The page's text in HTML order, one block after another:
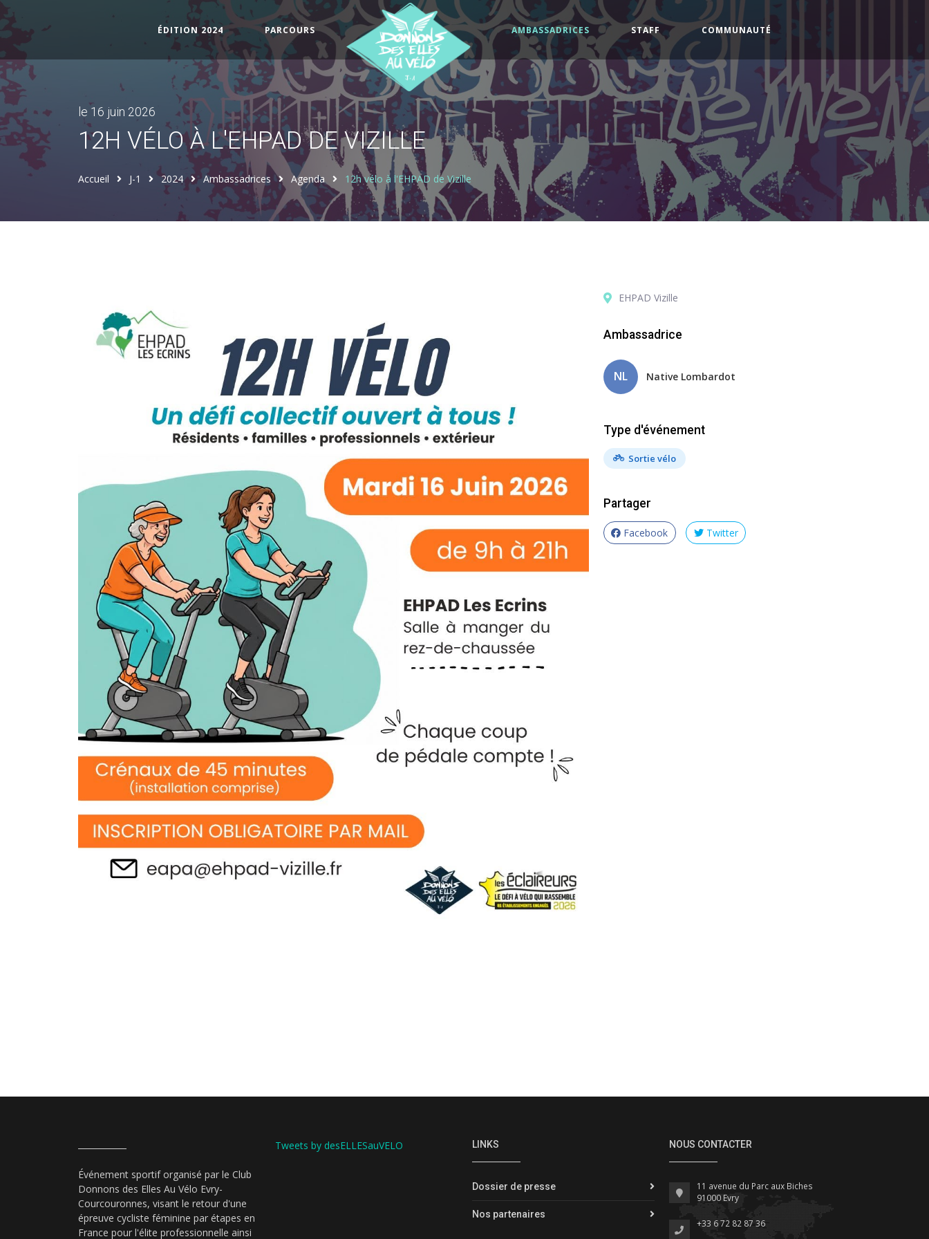
ÉDITION 2024(CURRENT)PARCOURS AMBASSADRICES STAFF COMMUNAUTÉ
le 16 juin 2026
12H VÉLO À L'EHPAD DE VIZILLE
Accueil J-1 2024 Ambassadrices Agenda 12h vélo à l'EHPAD de Vizille
EHPAD Vizille
Ambassadrice
NL Native Lombardot
Type d'événement
Sortie vélo
Partager
Facebook Twitter
Événement sportif organisé par le Club
Donnons des Elles Au Vélo Evry-
Courcouronnes, visant le retour d'une
épreuve cycliste féminine par étapes en
France pour l'élite professionnelle ainsi
Tweets by desELLESauVELO LINKS
Dossier de presse
Nos partenaires
NOUS CONTACTER
11 avenue du Parc aux Biches
91000 Evry
+33 6 72 82 87 36